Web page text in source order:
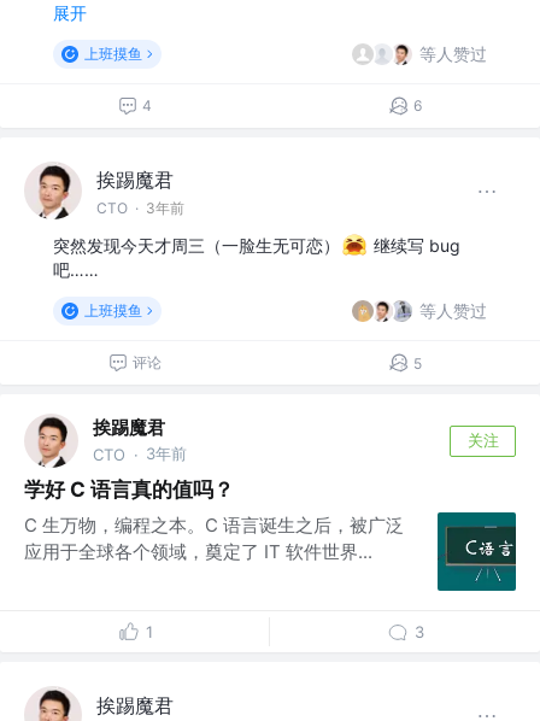
展开
上班摸鱼 等人赞过
4 6
挨踢魔君
CTO · 3年前
突然发现今天才周三（一脸生无可恋）
继续写 bug
吧……
上班摸鱼 等人赞过
评论 5
挨踢魔君
CTO · 3年前
关注
学好 C 语言真的值吗？
C 生万物，编程之本。C 语言诞生之后，被广泛
应用于全球各个领域，奠定了 IT 软件世界...
1 3
挨踢魔君